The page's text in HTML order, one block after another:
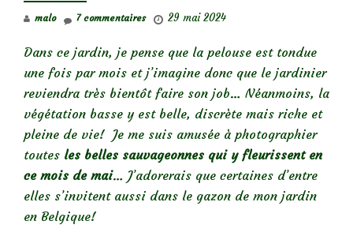
malo 29 mai 2024
7 commentaires
Dans ce jardin, je pense que la pelouse est tondue
une fois par mois et j’imagine donc que le jardinier
reviendra très bientôt faire son job… Néanmoins, la
végétation basse y est belle, discrète mais riche et
pleine de vie! Je me suis amusée à photographier
toutes les belles sauvageonnes qui y fleurissent en
ce mois de mai… J’adorerais que certaines d’entre
elles s’invitent aussi dans le gazon de mon jardin
en Belgique!